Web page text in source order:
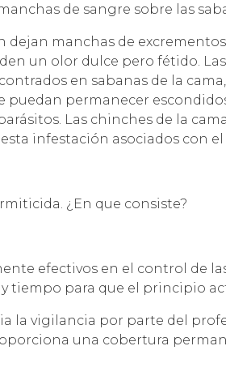
de sangre sobre las
dejan manchas de
un olor dulce pero fétido.
en sabanas de la
puedan permanecer
Las chinches de la
infestación asociados con el
¿En que consiste?
efectivos en el control de
tiempo para que el principio
la vigilancia por parte del
una cobertura